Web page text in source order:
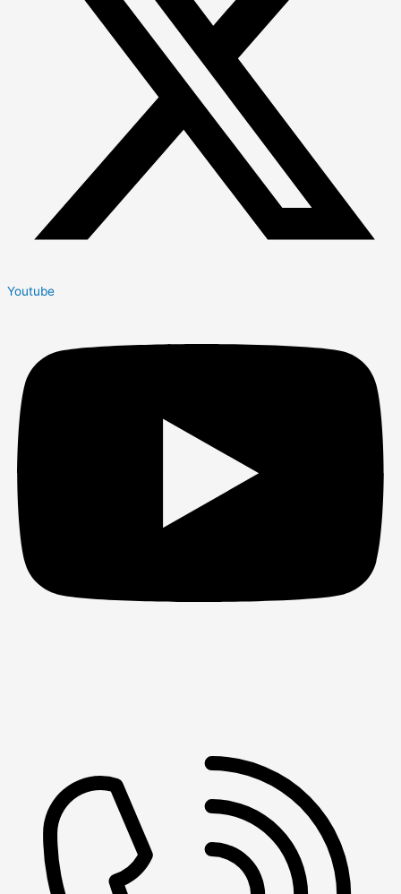
Youtube